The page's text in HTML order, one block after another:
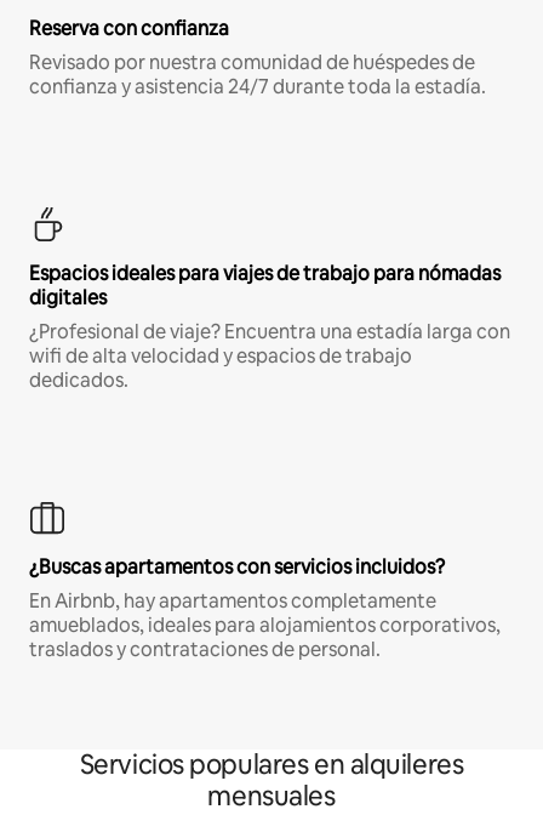
Reserva con confianza
Revisado por nuestra comunidad de huéspedes de
confianza y asistencia 24/7 durante toda la estadía.
Espacios ideales para viajes de trabajo para nómadas
digitales
¿Profesional de viaje? Encuentra una estadía larga con
wifi de alta velocidad y espacios de trabajo
dedicados.
¿Buscas apartamentos con servicios incluidos?
En Airbnb, hay apartamentos completamente
amueblados, ideales para alojamientos corporativos,
traslados y contrataciones de personal.
Servicios populares en alquileres
mensuales